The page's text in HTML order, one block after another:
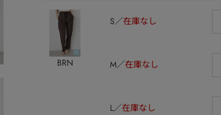
BRN
S 在庫なし
M 在庫なし
L 在庫なし